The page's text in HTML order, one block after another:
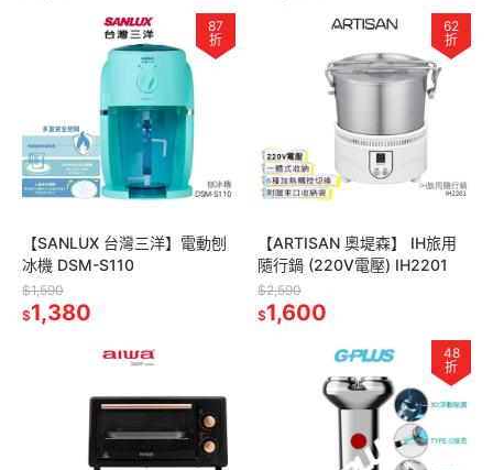
87
折
【SANLUX 台灣三洋】電動刨
冰機 DSM-S110
$1,590
$1,380
62
折
【ARTISAN 奧堤森】 IH旅用
隨行鍋 (220V電壓) IH2201
$2,590
$1,600
48
折